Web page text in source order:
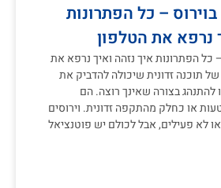
– כל הפתרונות
נרפא את הטלפון
כל הפתרונות איך נזהה ואיך נרפא את
של תוכנה זדונית שיכולה להדביק את
להתנהג בצורה שאינך רוצה. הם
או כחלק מהתקפה זדונית. וירוסים
או לא פעילים, אבל לכולם יש פוטנציאל